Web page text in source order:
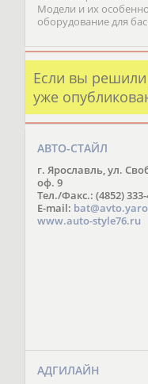
Модели и их
оборудование для
Если вы
уже
АВТО-СТАЙЛ
г. Ярославль, ул.
оф. 9
Тел./Факс.: (4852)
E-mail:
www.auto-style76.ru
АДГИЛАЙН